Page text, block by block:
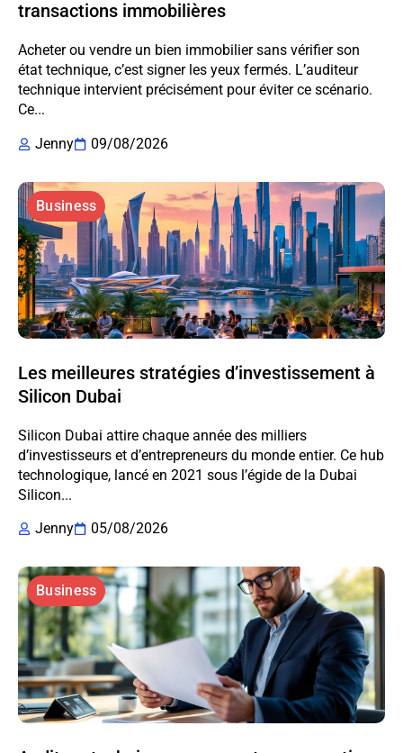
transactions immobilières
Acheter ou vendre un bien immobilier sans vérifier son
état technique, c’est signer les yeux fermés. L’auditeur
technique intervient précisément pour éviter ce scénario.
Ce...
Jenny
09/08/2026
Business
Les meilleures stratégies d’investissement à
Silicon Dubai
Silicon Dubai attire chaque année des milliers
d’investisseurs et d’entrepreneurs du monde entier. Ce hub
technologique, lancé en 2021 sous l’égide de la Dubai
Silicon...
Jenny
05/08/2026
Business